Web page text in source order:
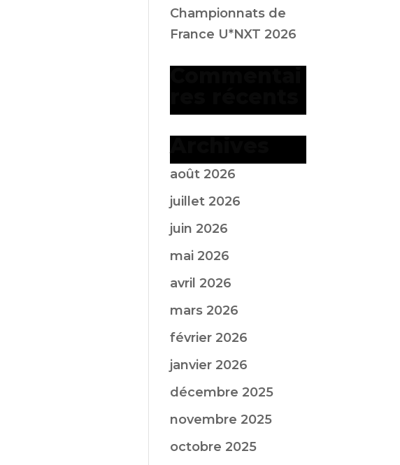
Championnats de
France U*NXT 2026
août 2026
juillet 2026
juin 2026
mai 2026
avril 2026
mars 2026
février 2026
janvier 2026
décembre 2025
novembre 2025
octobre 2025